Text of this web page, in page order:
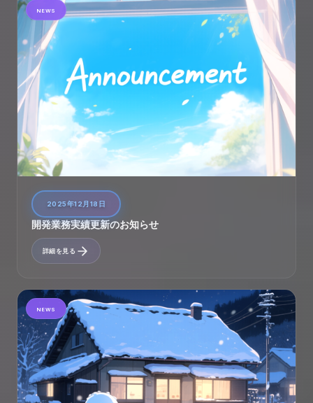
NEWS
2025年12月18日
開発業務実績更新のお知らせ
詳細を見る
NEWS